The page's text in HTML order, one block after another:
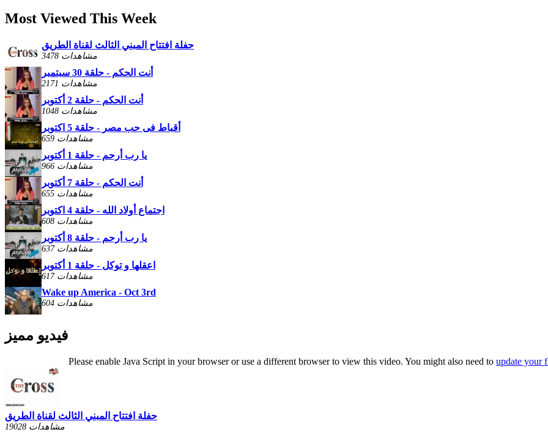
Most Viewed This Week
حفلة افتتاح المبني الثالث لقناة الطريق
3478 مشاهدات
أنت الحكم - حلقة 30 سبتمبر
2171 مشاهدات
أنت الحكم - حلقة 2 أكتوبر
1048 مشاهدات
أقباط فى حب مصر - حلقة 5 اكتوبر
659 مشاهدات
يا رب أرحم - حلقة 1 أكتوبر
966 مشاهدات
أنت الحكم - حلقة 7 أكتوبر
655 مشاهدات
اجتماع أولاد الله - حلقة 4 اكتوبر
608 مشاهدات
يا رب أرحم - حلقة 8 أكتوبر
637 مشاهدات
اعقلها و توكل - حلقة 1 أكتوبر
617 مشاهدات
Wake up America - Oct 3rd
604 مشاهدات
فيديو مميز
Please enable Java Script in your browser or use a different browser to view this video. You might also need toupdate your
حفلة افتتاح المبني الثالث لقناة الطريق
19028 مشاهدات